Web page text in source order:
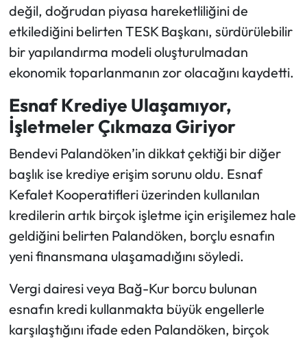
değil, doğrudan piyasa hareketliliğini de
etkilediğini belirten TESK Başkanı, sürdürülebilir
bir yapılandırma modeli oluşturulmadan
ekonomik toparlanmanın zor olacağını kaydetti.
Esnaf Krediye Ulaşamıyor,
İşletmeler Çıkmaza Giriyor
Bendevi Palandöken’in dikkat çektiği bir diğer
başlık ise krediye erişim sorunu oldu. Esnaf
Kefalet Kooperatifleri üzerinden kullanılan
kredilerin artık birçok işletme için erişilemez hale
geldiğini belirten Palandöken, borçlu esnafın
yeni finansmana ulaşamadığını söyledi.
Vergi dairesi veya Bağ-Kur borcu bulunan
esnafın kredi kullanmakta büyük engellerle
karşılaştığını ifade eden Palandöken, birçok